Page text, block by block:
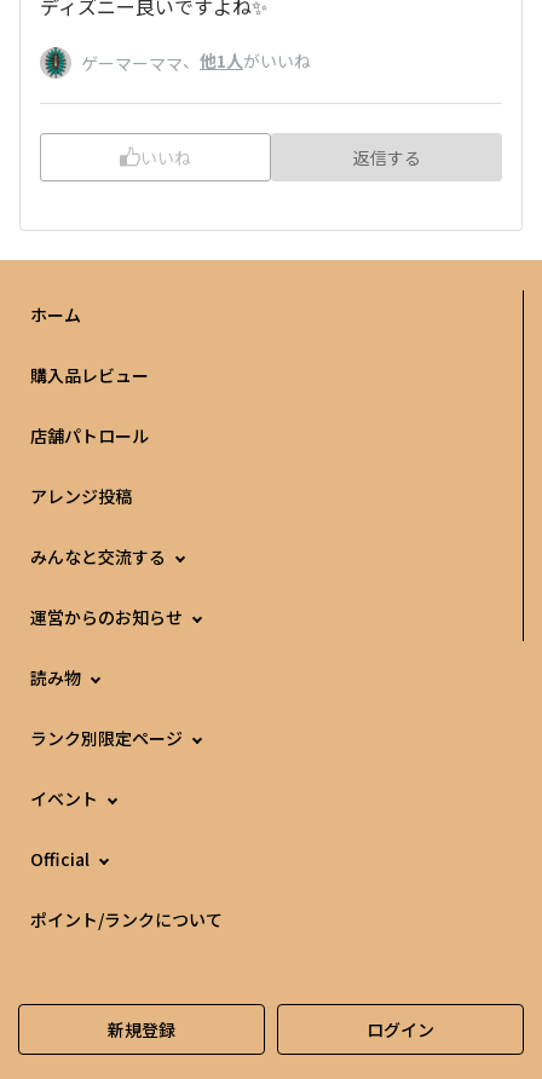
ディズニー良いですよね✨
ゲーマーママ、 他1人がいいね
いいね 返信する
ホーム
購入品レビュー
店舗パトロール
アレンジ投稿
みんなと交流する
運営からのお知らせ
読み物
ランク別限定ページ
イベント
Official
ポイント/ランクについて
新規登録 ログイン